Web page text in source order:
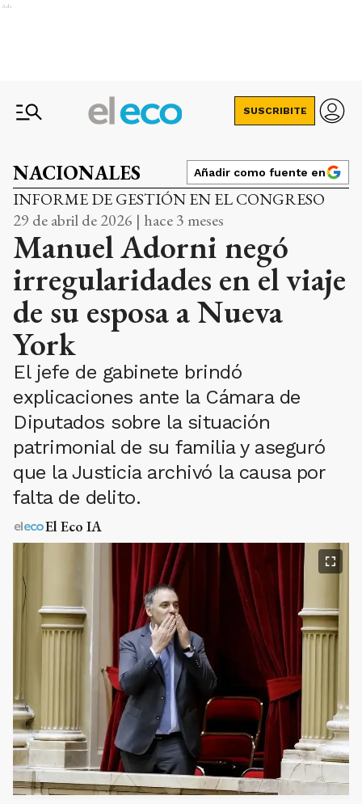
Ads
SUSCRIBITE
NACIONALES Añadir como fuente en
INFORME DE GESTIÓN EN EL CONGRESO
29 de abril de 2026 | hace 3 meses
Manuel Adorni negó
irregularidades en el viaje
de su esposa a Nueva
York
El jefe de gabinete brindó
explicaciones ante la Cámara de
Diputados sobre la situación
patrimonial de su familia y aseguró
que la Justicia archivó la causa por
falta de delito.
El Eco IA